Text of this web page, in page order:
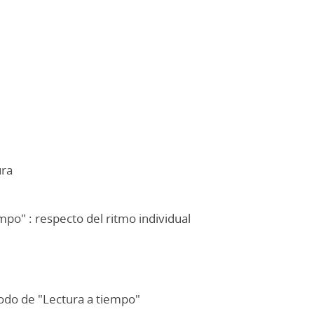
: respecto del ritmo individual
de "Lectura a tiempo"